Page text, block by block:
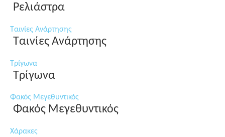
Ρελιάστρα
Ταινίες Ανάρτησης
Ταινίες Ανάρτησης
Τρίγωνα
Τρίγωνα
Φακός Μεγεθυντικός
Φακός Μεγεθυντικός
Χάρακες